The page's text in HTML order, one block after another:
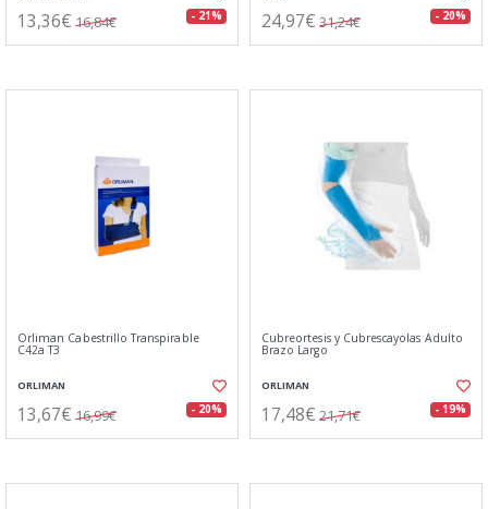
13,36€ 16,84€ - 21% 24,97€ 31,24€ - 20%
Orliman Cabestrillo Transpirable
C42a T3
ORLIMAN
13,67€ 16,99€ - 20%
Cubreortesis y Cubrescayolas Adulto
Brazo Largo
ORLIMAN
17,48€ 21,71€ - 19%